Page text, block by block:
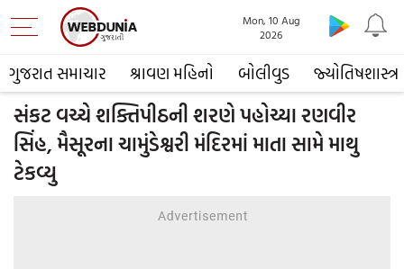
ગુજરાત સમાચાર શ્રાવણ મહિનો બોલીવુડ જ્યોતિષશાસ્ત્ર
Mon, 10 Aug
2026
સંકટ વચ્ચે શક્તિપીઠની શરણે પહોચ્યા રણવીર
સિંહ, મૈસૂરના ચામુંડેશ્વરી મંદિરમાં માતા સામે માથુ
ટેકવ્યુ